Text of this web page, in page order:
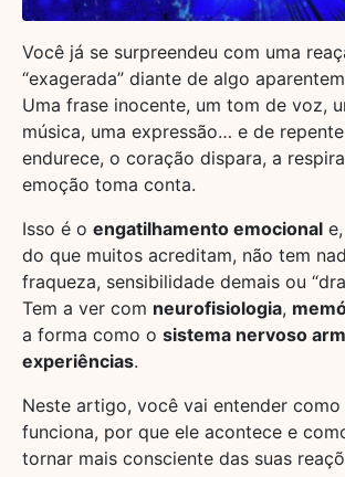
Você já se surpreendeu com uma
“exagerada” diante de algo
Uma frase inocente, um tom de voz,
música, uma expressão… e de
endurece, o coração dispara, a
emoção toma conta.
Isso é o engatilhamento emocional
do que muitos acreditam, não tem
fraqueza, sensibilidade demais ou
Tem a ver com neurofisiologia,
a forma como o sistema nervoso
experiências.
Neste artigo, você vai entender como
funciona, por que ele acontece e
tornar mais consciente das suas